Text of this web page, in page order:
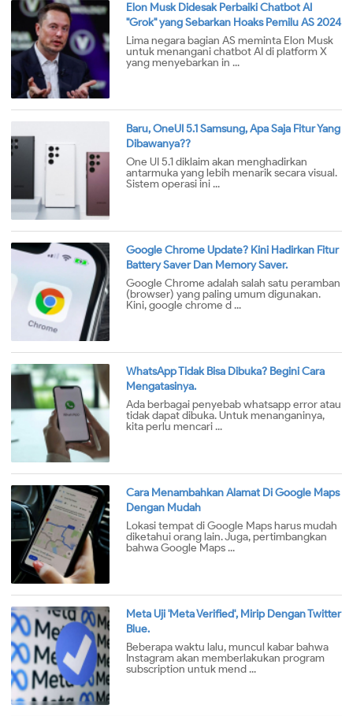
Elon Musk Didesak Perbaiki Chatbot AI
"Grok" yang Sebarkan Hoaks Pemilu AS 2024
Lima negara bagian AS meminta Elon Musk
untuk menangani chatbot AI di platform X
yang menyebarkan in ...
Baru, OneUI 5.1 Samsung, Apa Saja Fitur Yang
Dibawanya??
One UI 5.1 diklaim akan menghadirkan
antarmuka yang lebih menarik secara visual.
Sistem operasi ini ...
Google Chrome Update? Kini Hadirkan Fitur
Battery Saver Dan Memory Saver.
Google Chrome adalah salah satu peramban
(browser) yang paling umum digunakan.
Kini, google chrome d ...
WhatsApp Tidak Bisa Dibuka? Begini Cara
Mengatasinya.
Ada berbagai penyebab whatsapp error atau
tidak dapat dibuka. Untuk menanganinya,
kita perlu mencari ...
Cara Menambahkan Alamat Di Google Maps
Dengan Mudah
Lokasi tempat di Google Maps harus mudah
diketahui orang lain. Juga, pertimbangkan
bahwa Google Maps ...
Meta Uji 'Meta Verified', Mirip Dengan Twitter
Blue.
Beberapa waktu lalu, muncul kabar bahwa
Instagram akan memberlakukan program
subscription untuk mend ...